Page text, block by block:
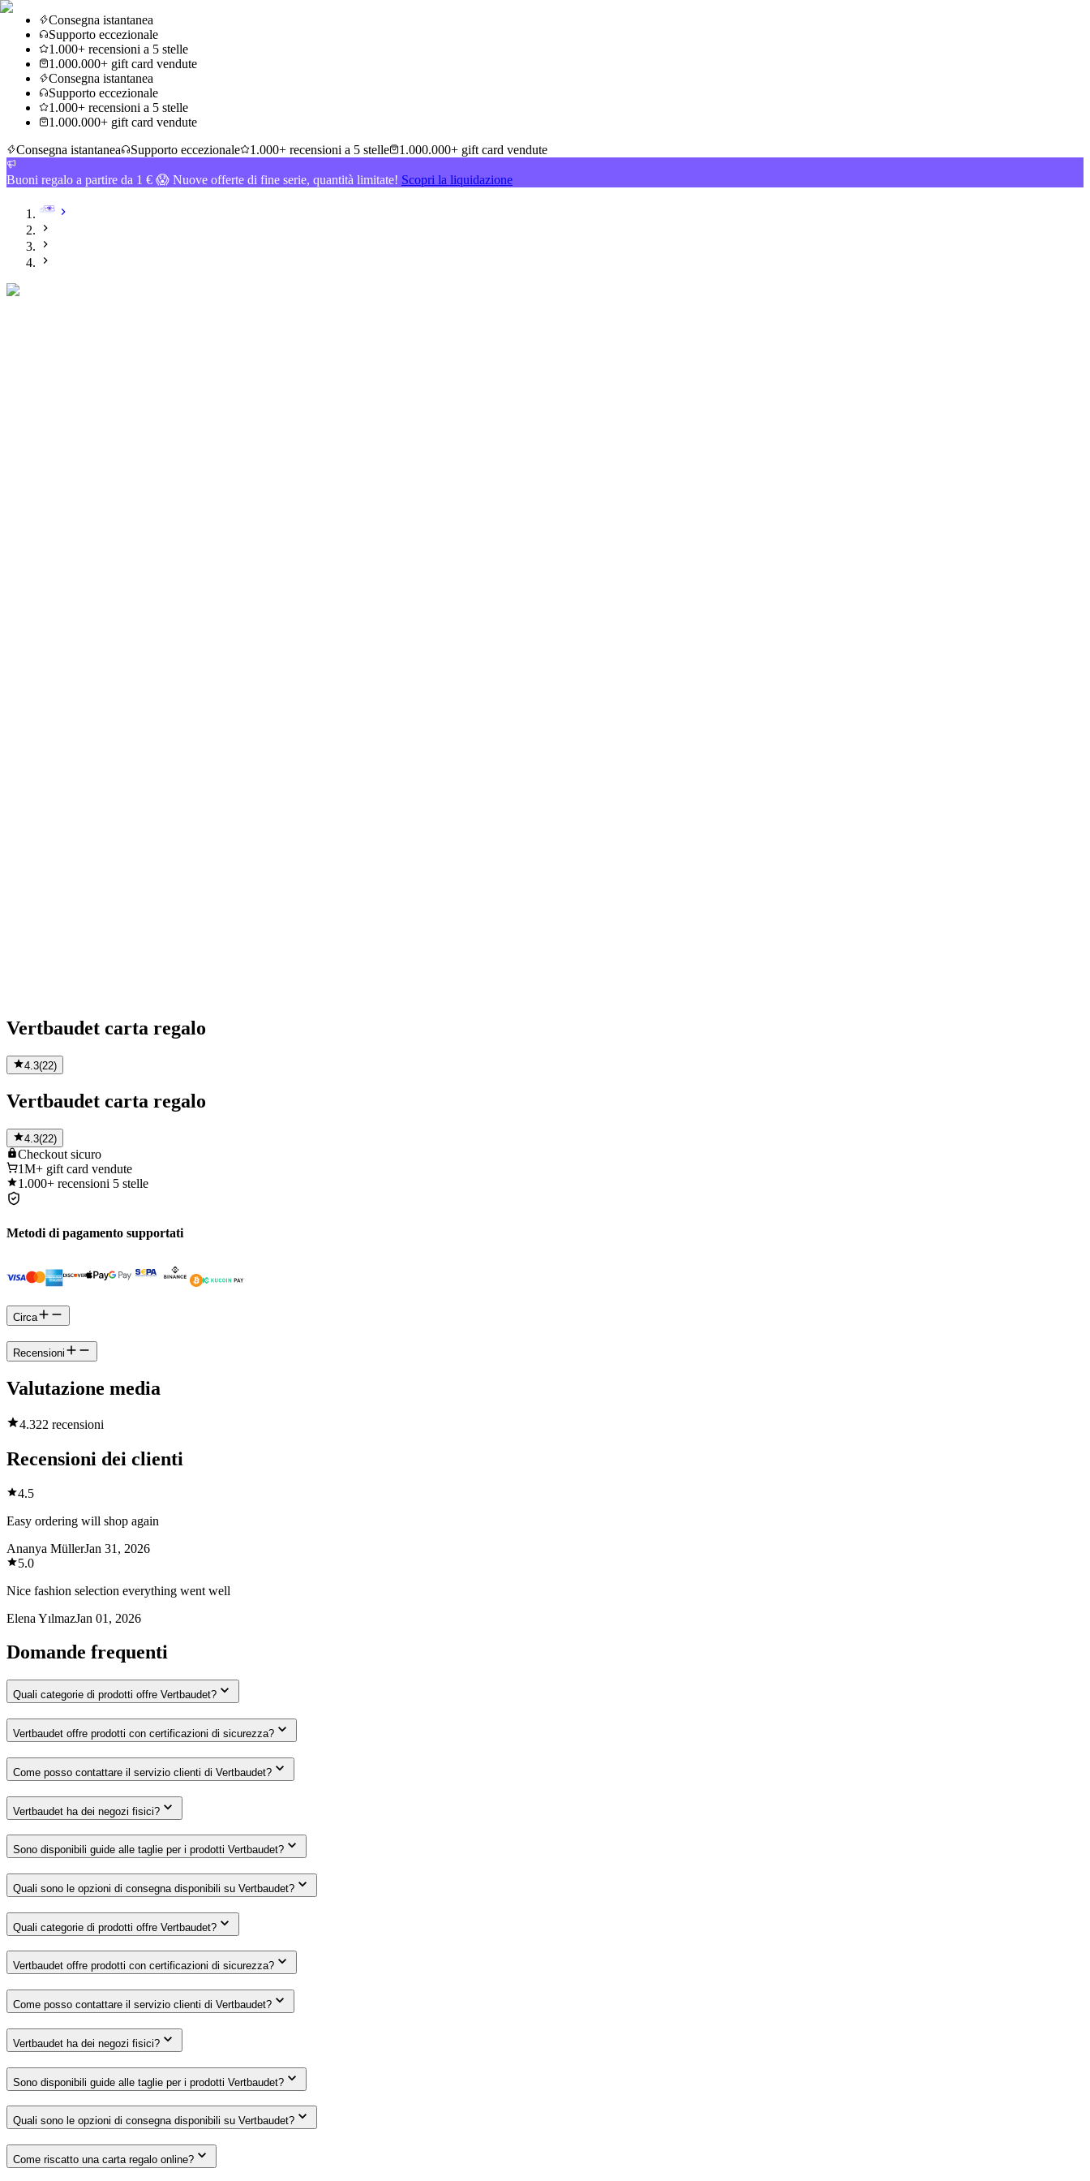
Consegna istantanea
Supporto eccezionale
1.000+ recensioni a 5 stelle
1.000.000+ gift card vendute
Consegna istantanea
Supporto eccezionale
1.000+ recensioni a 5 stelle
1.000.000+ gift card vendute
Consegna istantanea
Supporto eccezionale 1.000+ recensioni a 5 stelle 1.000.000+ gift card vendute
Buoni regalo a partire da 1 € 😱 Nuove offerte di fine serie, quantità limitate! Scopri la liquidazione
Vertbaudet carta regalo
4.3(22)
Vertbaudet carta regalo
4.3(22)
Checkout sicuro
1M+ gift card vendute
1.000+ recensioni 5 stelle
Metodi di pagamento supportati
Circa
Recensioni
Valutazione media
4.322 recensioni
Recensioni dei clienti
4.5
Easy ordering will shop again
Ananya MüllerJan 31, 2026
5.0
Nice fashion selection everything went well
Elena YılmazJan 01, 2026
Domande frequenti
Quali categorie di prodotti offre Vertbaudet?
Vertbaudet offre prodotti con certificazioni di sicurezza?
Come posso contattare il servizio clienti di Vertbaudet?
Vertbaudet ha dei negozi fisici?
Sono disponibili guide alle taglie per i prodotti Vertbaudet?
Quali sono le opzioni di consegna disponibili su Vertbaudet?
Quali categorie di prodotti offre Vertbaudet?
Vertbaudet offre prodotti con certificazioni di sicurezza?
Come posso contattare il servizio clienti di Vertbaudet?
Vertbaudet ha dei negozi fisici?
Sono disponibili guide alle taglie per i prodotti Vertbaudet?
Quali sono le opzioni di consegna disponibili su Vertbaudet?
Come riscatto una carta regalo online?